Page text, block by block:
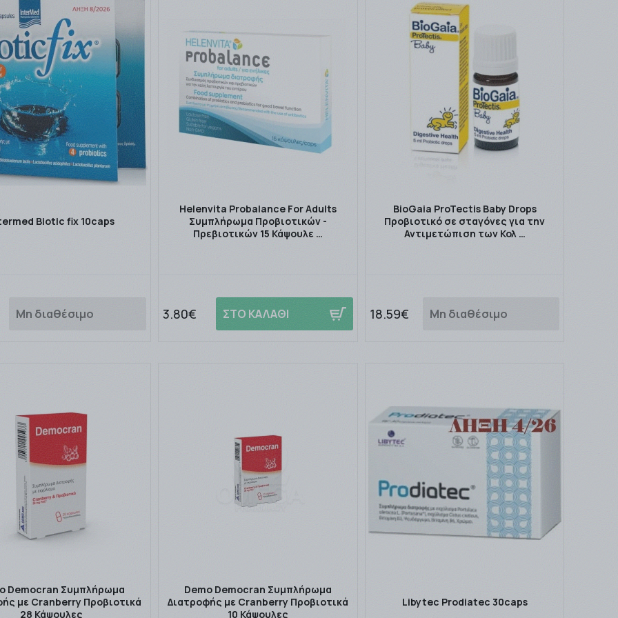
Biotic fix 10caps
Μη διαθέσιμο
Helenvita Probalance For Adults
Συμπλήρωμα Προβιοτικών -
Πρεβιοτικών 15 Κάψουλε …
3.80€ ΣΤΟ ΚΑΛΑΘΙ
BioGaia ProTectis Baby Drops
Προβιοτικό σε σταγόνες για την
Αντιμετώπιση των Κολ …
18.59€ Μη διαθέσιμο
Democran Συμπλήρωμα
με Cranberry Προβιοτικά
28 Κάψουλες
Demo Democran Συμπλήρωμα
Διατροφής με Cranberry Προβιοτικά
10 Κάψουλες
Libytec Prodiatec 30caps